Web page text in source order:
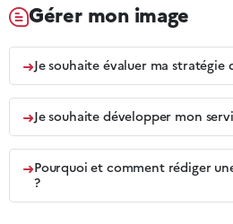
Gérer mon image
➜Je souhaite évaluer ma stratégie
➜Je souhaite développer mon
➜Pourquoi et comment rédiger
?